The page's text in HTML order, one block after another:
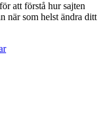
att förstå hur sajten
när som helst ändra ditt